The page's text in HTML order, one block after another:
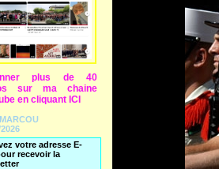
plus de 40
sur ma chaine
en cliquant ICI
votre adresse E-
recevoir la